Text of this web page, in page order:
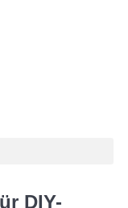
DIY-